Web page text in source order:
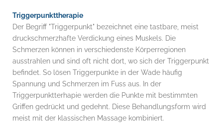
Triggerpunkttherapie
Der Begriff "Triggerpunkt" bezeichnet eine tastbare, meist
druckschmerzhafte Verdickung eines Muskels. Die
Schmerzen können in verschiedenste Körperregionen
ausstrahlen und sind oft nicht dort, wo sich der Triggerpunkt
befindet. So lösen Triggerpunkte in der Wade häufig
Spannung und Schmerzen im Fuss aus. In der
Triggerpunktterhapie werden die Punkte mit bestimmten
Griffen gedrückt und gedehnt. Diese Behandlungsform wird
meist mit der klassischen Massage kombiniert.